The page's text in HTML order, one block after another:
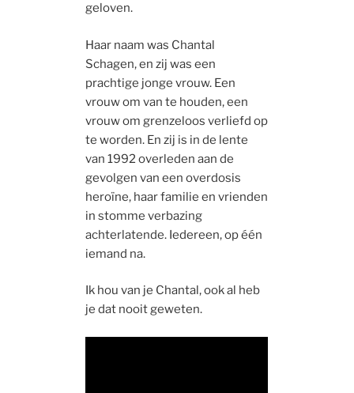
geloven.
Haar naam was Chantal
Schagen, en zij was een
prachtige jonge vrouw. Een
vrouw om van te houden, een
vrouw om grenzeloos verliefd op
te worden. En zij is in de lente
van 1992 overleden aan de
gevolgen van een overdosis
heroïne, haar familie en vrienden
in stomme verbazing
achterlatende. Iedereen, op één
iemand na.
Ik hou van je Chantal, ook al heb
je dat nooit geweten.